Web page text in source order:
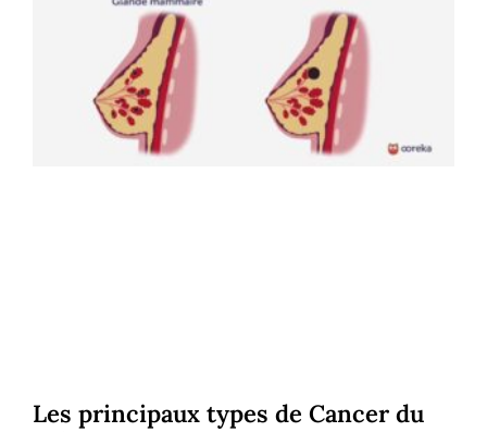
Les principaux types de Cancer du